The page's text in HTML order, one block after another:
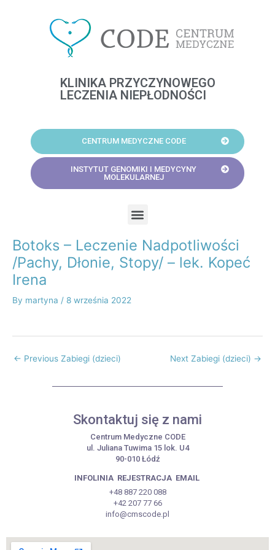
KLINIKA PRZYCZYNOWEGO
LECZENIA NIEPŁODNOŚCI
CENTRUM MEDYCZNE CODE
INSTYTUT GENOMIKI I MEDYCYNY
MOLEKULARNEJ
Botoks – Leczenie Nadpotliwości
/Pachy, Dłonie, Stopy/ – lek. Kopeć
Irena
By martyna / 8 września 2022
Post
navigation
← Previous Zabiegi (dzieci) Next Zabiegi (dzieci) →
Skontaktuj się z nami
Centrum Medyczne CODE
ul. Juliana Tuwima 15 lok. U4
90-010 Łódź
INFOLINIA REJESTRACJA EMAIL
+48 887 220 088
+42 207 77 66
info@cmscode.pl